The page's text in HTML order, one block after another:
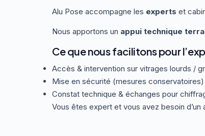
Alu Pose accompagne les experts et
Nous apportons un appui technique
Ce que nous facilitons pour
Accès & intervention sur vitrages lourds /
Mise en sécurité (mesures conservatoires)
Constat technique & échanges pour
Vous êtes expert et vous avez besoin d’un